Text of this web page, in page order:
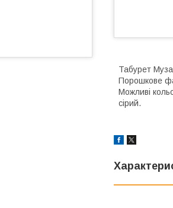
Табурет
Порошкове
Можливі
сірий.